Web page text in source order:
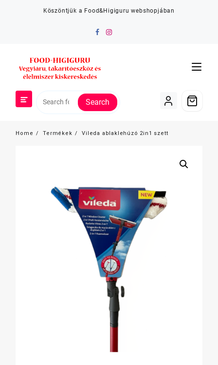
Köszöntjük a Food&Higiguru webshopjában
Search
Home Termékek Vileda ablaklehúzó 2in1 szett